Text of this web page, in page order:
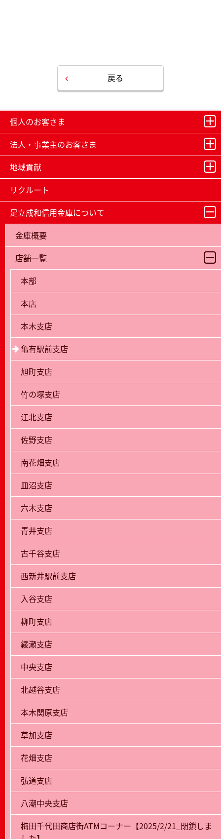
戻る
個人のお客さま
法人・事業主のお客さま
地域貢献
リクルート
足立成和信用金庫について
金庫概要
店舗一覧
本部
本店
本木支店
亀有駅前支店
旭町支店
竹の塚支店
江北支店
佐野支店
南花畑支店
皿沼支店
六木支店
青井支店
古千谷支店
西新井駅前支店
入谷支店
柳町支店
綾瀬支店
中央支店
北越谷支店
本木関原支店
草加支店
花畑支店
弘道支店
八潮中央支店
梅田千代田商店街ATMコーナー【2025/2/21_閉鎖しま